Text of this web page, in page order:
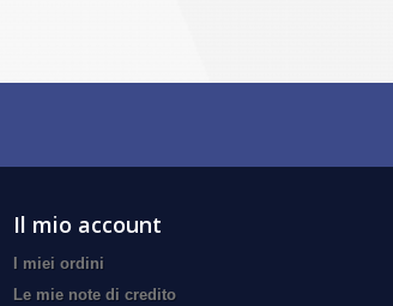
Il mio account
I miei ordini
Le mie note di credito